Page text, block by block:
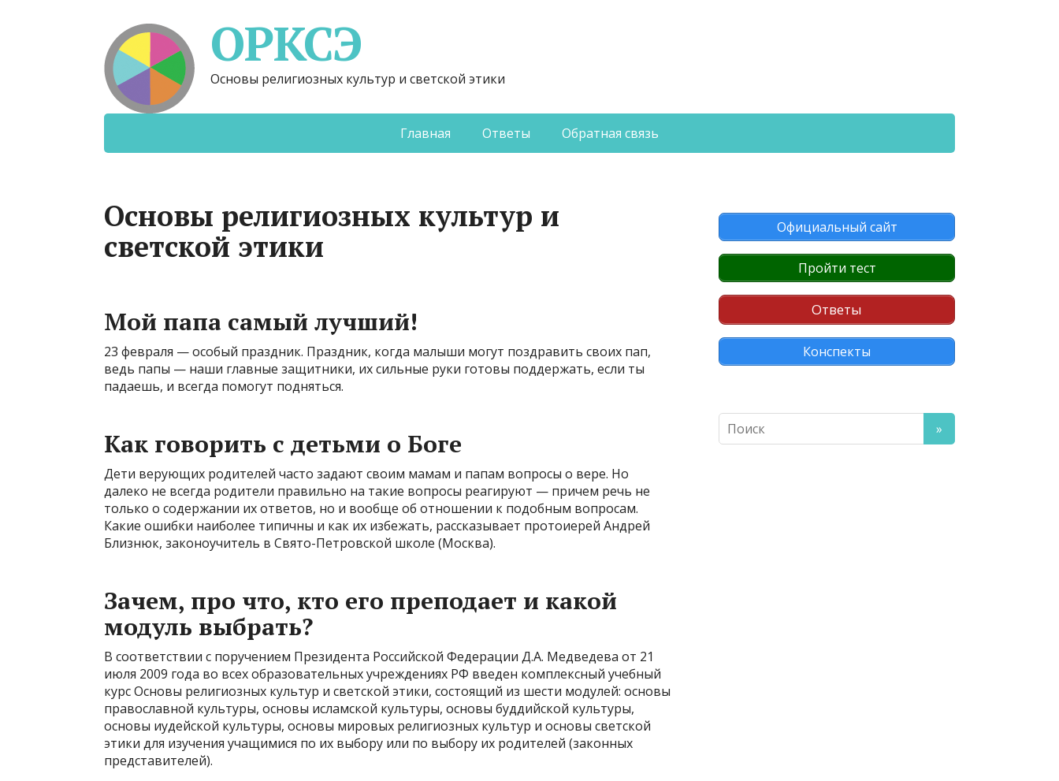
ОРКСЭ
Основы религиозных культур и светской этики
Главная Ответы Обратная связь
Основы религиозных культур и
светской этики
Мой папа самый лучший!
23 февраля — особый праздник. Праздник, когда малыши могут поздравить своих пап,
ведь папы — наши главные защитники, их сильные руки готовы поддержать, если ты
падаешь, и всегда помогут подняться.
Как говорить с детьми о Боге
Дети верующих родителей часто задают своим мамам и папам вопросы о вере. Но
далеко не всегда родители правильно на такие вопросы реагируют — причем речь не
только о содержании их ответов, но и вообще об отношении к подобным вопросам.
Какие ошибки наиболее типичны и как их избежать, рассказывает протоиерей Андрей
Близнюк, законоучитель в Свято-Петровской школе (Москва).
Зачем, про что, кто его преподает и какой
модуль выбрать?
В соответствии с поручением Президента Российской Федерации Д.А. Медведева от 21
июля 2009 года во всех образовательных учреждениях РФ введен комплексный учебный
курс Основы религиозных культур и светской этики, состоящий из шести модулей: основы
православной культуры, основы исламской культуры, основы буддийской культуры,
основы иудейской культуры, основы мировых религиозных культур и основы светской
этики для изучения учащимися по их выбору или по выбору их родителей (законных
представителей).
Официальный сайт
Пройти тест
Ответы
Конспекты